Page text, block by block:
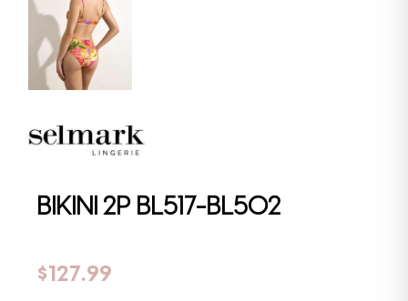
BIKINI 2P BL517-BL502
$127.99